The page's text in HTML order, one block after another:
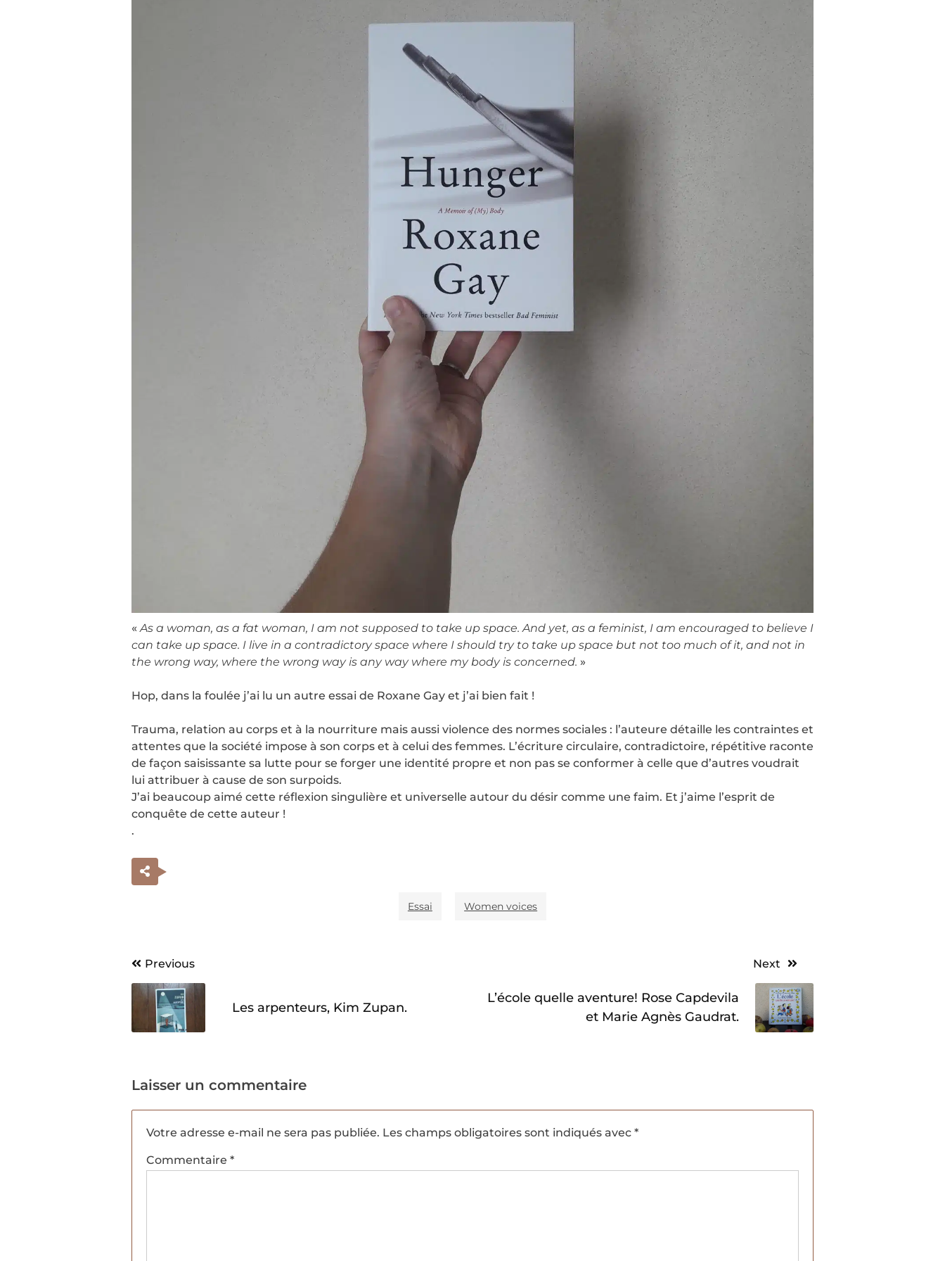
«As a woman, as a fat woman, I am not supposed to take up space. And yet, as a feminist, I am encouraged to believe I
can take up space. I live in a contradictory space where I should try to take up space but not too much of it, and not in
the wrong way, where the wrong way is any way where my body is concerned. »
Hop, dans la foulée j’ai lu un autre essai de Roxane Gay et j’ai bien fait !
Trauma, relation au corps et à la nourriture mais aussi violence des normes sociales : l’auteure détaille les contraintes et
attentes que la société impose à son corps et à celui des femmes. L’écriture circulaire, contradictoire, répétitive raconte
de façon saisissante sa lutte pour se forger une identité propre et non pas se conformer à celle que d’autres voudrait
lui attribuer à cause de son surpoids.
J’ai beaucoup aimé cette réflexion singulière et universelle autour du désir comme une faim. Et j’aime l’esprit de
conquête de cette auteur !
.
Essai Women voices
Navigation
de
l’article
Previous
Les arpenteurs, Kim Zupan.
Next
L’école quelle aventure! Rose Capdevila
et Marie Agnès Gaudrat.
Laisser un commentaire
Votre adresse e-mail ne sera pas publiée. Les champs obligatoires sont indiqués avec *
Commentaire *